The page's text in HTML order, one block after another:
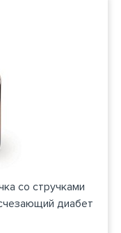
со стручками
диабет